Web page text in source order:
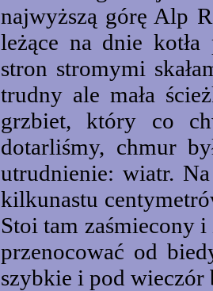
najwyższą górę Alp
leżące na dnie
stron stromymi
trudny ale mała
grzbiet, który co
dotarliśmy, chmur
utrudnienie: wiatr.
kilkunastu
Stoi tam zaśmiecony
przenocować od
szybkie i pod